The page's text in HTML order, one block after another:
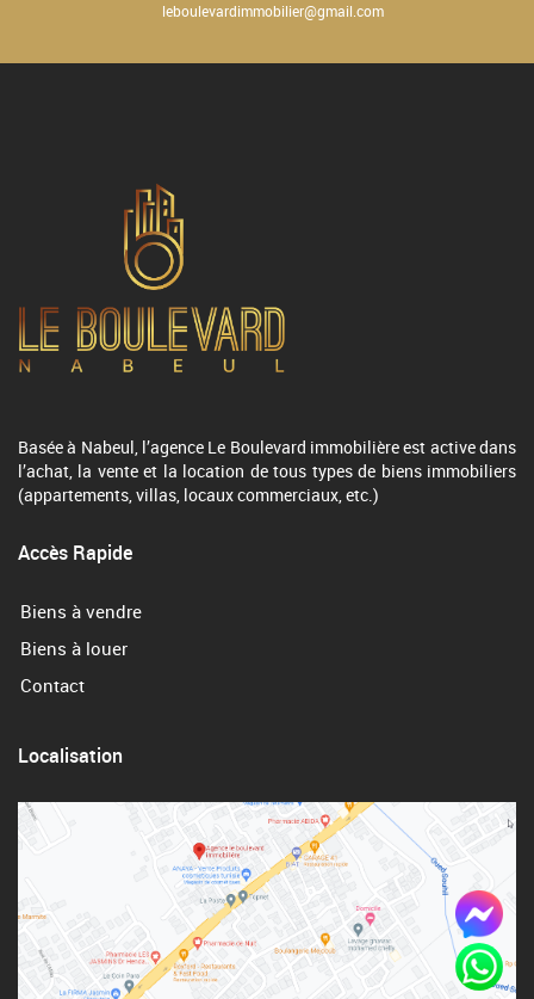
leboulevardimmobilier@gmail.com
Basée à Nabeul, l’agence Le Boulevard immobilière est active dans
l’achat, la vente et la location de tous types de biens immobiliers
(appartements, villas, locaux commerciaux, etc.)
Accès Rapide
Biens à vendre
Biens à louer
Contact
Localisation